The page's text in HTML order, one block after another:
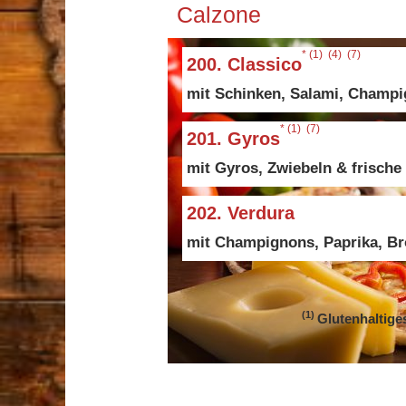
Calzone
200. Classico 1 4 7
mit Schinken, Salami,
201. Gyros 1 7
mit Gyros, Zwiebeln & frische
202. Verdura
mit Champignons, Paprika,
1